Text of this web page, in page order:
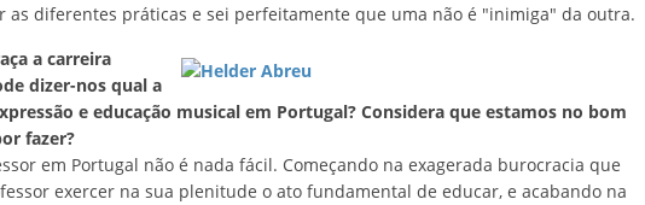
diferentes práticas e sei perfeitamente que uma não é "inimiga" da outra.
a carreira
dizer-nos qual a
e educação musical em Portugal? Considera que estamos no bom
fazer?
em Portugal não é nada fácil. Começando na exagerada burocracia que
exercer na sua plenitude o ato fundamental de educar, e acabando na